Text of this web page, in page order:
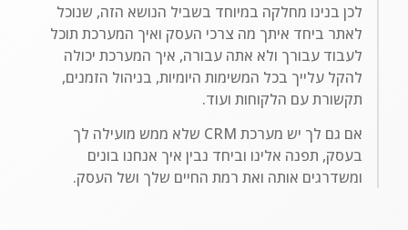
לכן בנינו מחלקה במיוחד בשביל הנושא הזה, שנוכל
לאתר ביחד איתך מה צרכי העסק ואיך המערכת תוכל
לעבוד עבורך ולא אתה עבורה, איך המערכת יכולה
להקל עלייך בכל המשימות היומיות, בניהול הזמנים,
תקשורת עם הלקוחות ועוד.
אם גם לך יש מערכת CRM שלא ממש מועילה לך
בעסק, תפנה אלינו וביחד נבין איך אנחנו בונים
ומשדרגים אותה ואת רמת החיים שלך ושל העסק.